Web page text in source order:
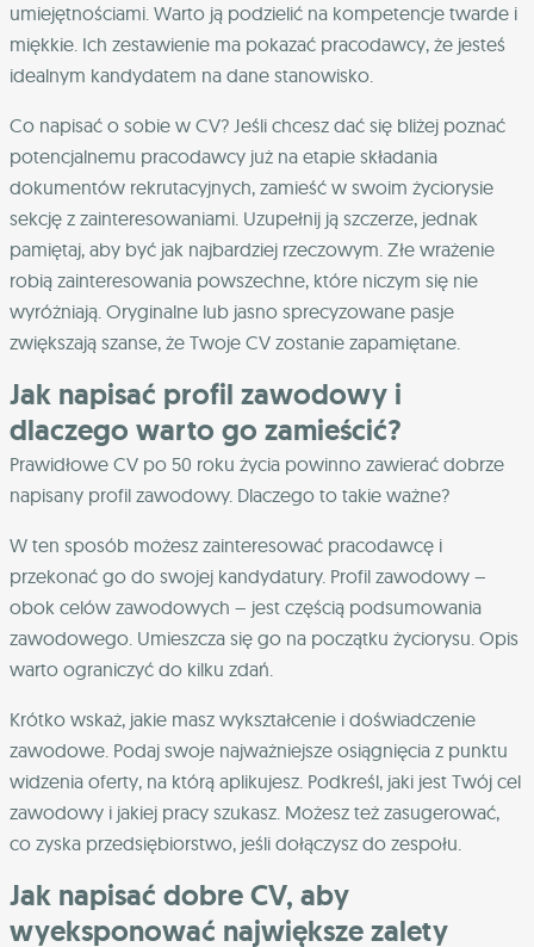
umiejętnościami. Warto ją podzielić na kompetencje twarde i
miękkie. Ich zestawienie ma pokazać pracodawcy, że jesteś
idealnym kandydatem na dane stanowisko.
Co napisać o sobie w CV? Jeśli chcesz dać się bliżej poznać
potencjalnemu pracodawcy już na etapie składania
dokumentów rekrutacyjnych, zamieść w swoim życiorysie
sekcję z zainteresowaniami. Uzupełnij ją szczerze, jednak
pamiętaj, aby być jak najbardziej rzeczowym. Złe wrażenie
robią zainteresowania powszechne, które niczym się nie
wyróżniają. Oryginalne lub jasno sprecyzowane pasje
zwiększają szanse, że Twoje CV zostanie zapamiętane.
Jak napisać profil zawodowy i
dlaczego warto go zamieścić?
Prawidłowe CV po 50 roku życia powinno zawierać dobrze
napisany profil zawodowy. Dlaczego to takie ważne?
W ten sposób możesz zainteresować pracodawcę i
przekonać go do swojej kandydatury. Profil zawodowy –
obok celów zawodowych – jest częścią podsumowania
zawodowego. Umieszcza się go na początku życiorysu. Opis
warto ograniczyć do kilku zdań.
Krótko wskaż, jakie masz wykształcenie i doświadczenie
zawodowe. Podaj swoje najważniejsze osiągnięcia z punktu
widzenia oferty, na którą aplikujesz. Podkreśl, jaki jest Twój cel
zawodowy i jakiej pracy szukasz. Możesz też zasugerować,
co zyska przedsiębiorstwo, jeśli dołączysz do zespołu.
Jak napisać dobre CV, aby
wyeksponować największe zalety